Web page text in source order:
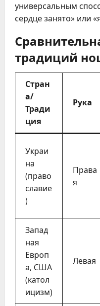
универсальным
сердце занято» или
традиций
Стран
а/
Тради
ция
Рука
Украи
на
(право
славие
)
Права
я
Запад
ная
Европ
а, США
(катол
ицизм)
Левая